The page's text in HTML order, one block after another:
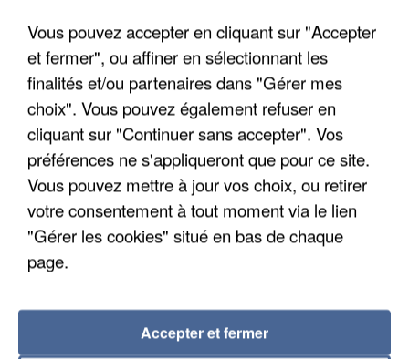
DE FAUNE SAUVAGE SONT...
Vous pouvez accepter en cliquant sur "Accepter
et fermer", ou affiner en sélectionnant les
finalités et/ou partenaires dans "Gérer mes
choix". Vous pouvez également refuser en
cliquant sur "Continuer sans accepter". Vos
préférences ne s'appliqueront que pour ce site.
Vous pouvez mettre à jour vos choix, ou retirer
votre consentement à tout moment via le lien
"Gérer les cookies" situé en bas de chaque
page.
Accepter et fermer